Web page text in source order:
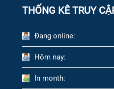
THỐNG KÊ TRUY
Đang online:
Hôm nay:
In month: